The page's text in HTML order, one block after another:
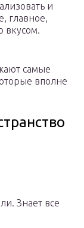
и
главное,
вкусом.
самые
вполне
Знает все